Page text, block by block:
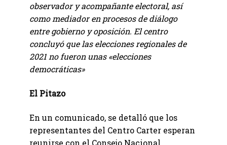
observador y acompañante electoral, así
como mediador en procesos de diálogo
entre gobierno y oposición. El centro
concluyó que las elecciones regionales de
2021 no fueron unas «elecciones
democráticas»
El Pitazo
En un comunicado, se detalló que los
representantes del Centro Carter esperan